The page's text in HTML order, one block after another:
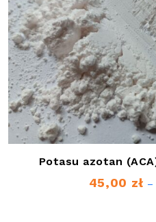
Potasu azotan
45,00 zł –